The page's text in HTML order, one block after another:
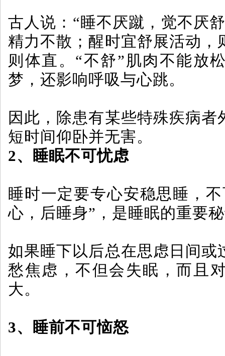
古人说：“睡不厌蹴，觉不厌
精力不散；醒时宜舒展活动，
则体直。“不舒”肌肉不能放
梦，还影响呼吸与心跳。
因此，除患有某些特殊疾病
短时间仰卧并无害。
2、睡眠不可忧虑
睡时一定要专心安稳思睡，
心，后睡身”，是睡眠的重要
如果睡下以后总在思虑日间或
愁焦虑，不但会失眠，而且
大。
3、睡前不可恼怒